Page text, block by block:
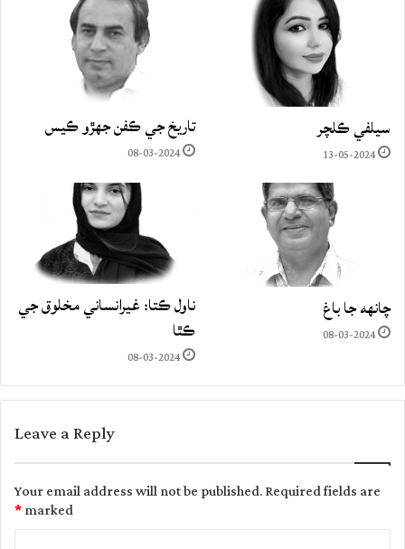
سيلفي ڪلچر
13-05-2024
تاريخ جي ڪفن جھڙو ڪيس
08-03-2024
چانهه جا باغ
08-03-2024
ناول ڪتا: غيرانساني مخلوق جي
ڪٿا
08-03-2024
Leave a Reply
Your email address will not be published.Required fields are
marked
*